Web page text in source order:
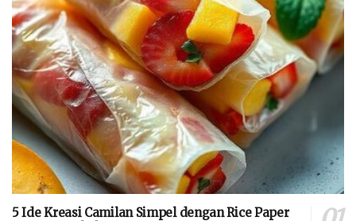
5 Ide Kreasi Camilan Simpel dengan Rice Paper